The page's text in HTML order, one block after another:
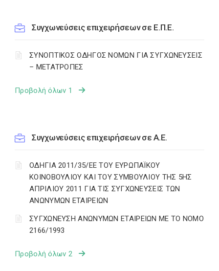
Συγχωνεύσεις επιχειρήσεων σε Ε.Π.Ε.
ΣΥΝΟΠΤΙΚΟΣ ΟΔΗΓΟΣ ΝΟΜΩΝ ΓΙΑ ΣΥΓΧΩΝΕΥΣΕΙΣ
– ΜΕΤΑΤΡΟΠΕΣ
Προβολή όλων 1
Συγχωνεύσεις επιχειρήσεων σε Α.Ε.
ΟΔΗΓΙΑ 2011/35/ΕΕ ΤΟΥ ΕΥΡΩΠΑΪΚΟΥ
ΚΟΙΝΟΒΟΥΛΙΟΥ ΚΑΙ ΤΟΥ ΣΥΜΒΟΥΛΙΟΥ ΤΗΣ 5ΗΣ
ΑΠΡΙΛΙΟΥ 2011 ΓΙΑ ΤΙΣ ΣΥΓΧΩΝΕΥΣΕΙΣ ΤΩΝ
ΑΝΩΝΥΜΩΝ ΕΤΑΙΡΕΙΩΝ
ΣΥΓΧΩΝΕΥΣΗ ΑΝΩΝΥΜΩΝ ΕΤΑΙΡΕΙΩΝ ΜΕ ΤΟ ΝΟΜΟ
2166/1993
Προβολή όλων 2